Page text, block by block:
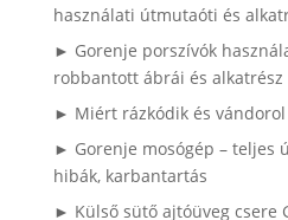
használati útmutaóti és
► Gorenje porszívók
robbantott ábrái és alkatrész
► Miért rázkódik és vándorol
► Gorenje mosógép – teljes
hibák, karbantartás
► Külső sütő ajtóüveg csere